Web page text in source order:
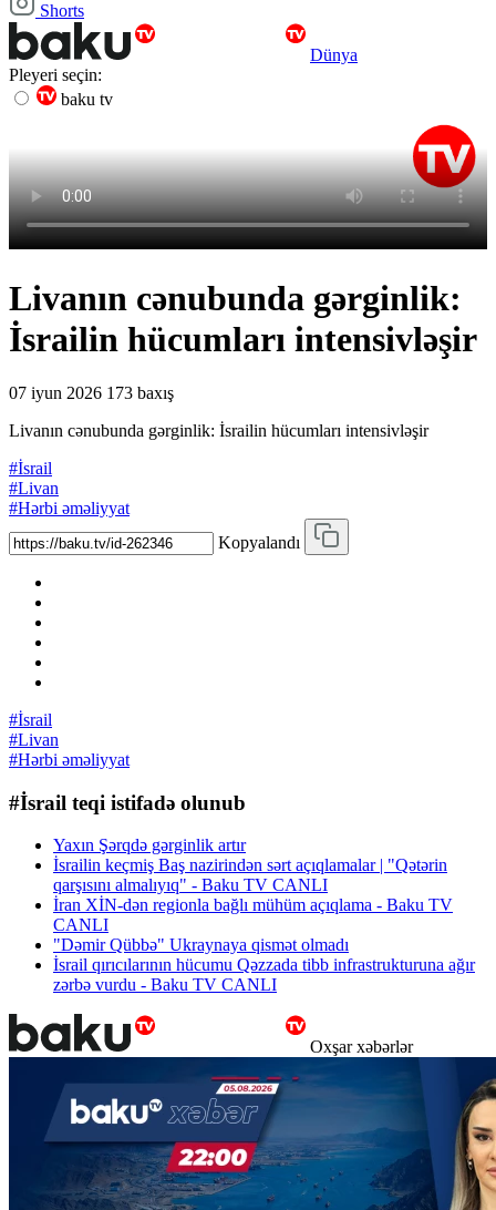
Shorts
Dünya
Pleyeri seçin:
baku tv
Livanın cənubunda gərginlik:
İsrailin hücumları intensivləşir
07 iyun 2026 173 baxış
Livanın cənubunda gərginlik: İsrailin hücumları intensivləşir
#İsrail
#Livan
#Hərbi əməliyyat
Kopyalandı
#İsrail
#Livan
#Hərbi əməliyyat
#İsrail teqi istifadə olunub
Yaxın Şərqdə gərginlik artır
İsrailin keçmiş Baş nazirindən sərt açıqlamalar | "Qətərin
qarşısını almalıyıq" - Baku TV CANLI
İran XİN-dən regionla bağlı mühüm açıqlama - Baku TV
CANLI
"Dəmir Qübbə" Ukraynaya qismət olmadı
İsrail qırıcılarının hücumu Qəzzada tibb infrastrukturuna ağır
zərbə vurdu - Baku TV CANLI
Oxşar xəbərlər